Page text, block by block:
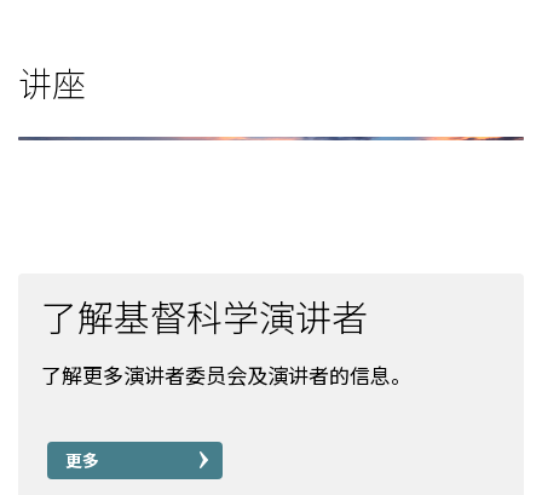
讲座
了解基督科学演讲者
了解更多演讲者委员会及演讲者的信息。
更多